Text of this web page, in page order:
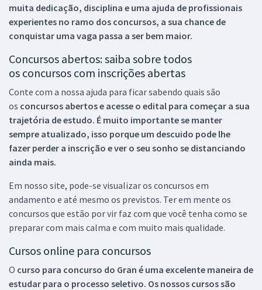
muita dedicação, disciplina e uma ajuda de profissionais
experientes no ramo dos concursos, a sua chance de
conquistar uma vaga passa a ser bem maior.
Concursos abertos: saiba sobre todos
os concursos com inscrições abertas
Conte com a nossa ajuda para ficar sabendo quais são
os concursos abertos e acesse o edital para começar a sua
trajetória de estudo. É muito importante se manter
sempre atualizado, isso porque um descuido pode lhe
fazer perder a inscrição e ver o seu sonho se distanciando
ainda mais.
Em nosso site, pode-se visualizar os concursos em
andamento e até mesmo os previstos. Ter em mente os
concursos que estão por vir faz com que você tenha como se
preparar com mais calma e com muito mais qualidade.
Cursos online para concursos
O curso para concurso do Gran é uma excelente maneira de
estudar para o processo seletivo. Os nossos cursos são